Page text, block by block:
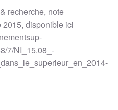
recherche, note
2015, disponible ici
7/NI_15.08_-